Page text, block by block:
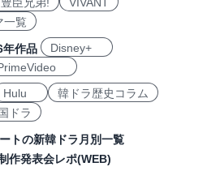
一覧
作品
Disney+
Hulu
韓ドラ歴史コラム
ドラ
トの新韓ドラ月別一覧
作発表会レポ(WEB)